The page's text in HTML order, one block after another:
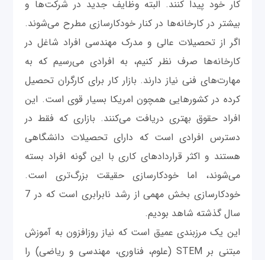
کار خود پیدا کنند. البته وظایف جدید در شرکت‌ها و
بیشتر در کارخانه‌ها در کنار خودکارسازی مطرح می‌شوند.
اگر از تحصیلات عالی و مدرک مهندسی افراد شاغل در
کارخانه‌ها صرف نظر کنیم، به افرادی می‌رسیم که به
مهارت‌های فنی نیاز دارند. بازار کار برای کارگران تحصیل
‌کرده در کشورهایی همچون امریکا بسیار قوی است. این
افراد حقوق بهتری دریافت می‌کنند. بازاری که فقط در
دسترس افرادی است که دارای تحصیلات دانشگاهی
هستند و اکثر قراردادهای کاری با این گونه افراد بسته
می‌شوند، اما خودکارسازی حقیقت بزرگ‌تری است.
خودکارسازی بخش مهمی از رشد نابرابری است که در 7
سال گذشته شاهد بودیم.
این یک مرزبندی عمیق است که نیاز روزافزون به آموزش
مبتنی بر STEM (علوم، فناوری، مهندسی و ریاضی) را